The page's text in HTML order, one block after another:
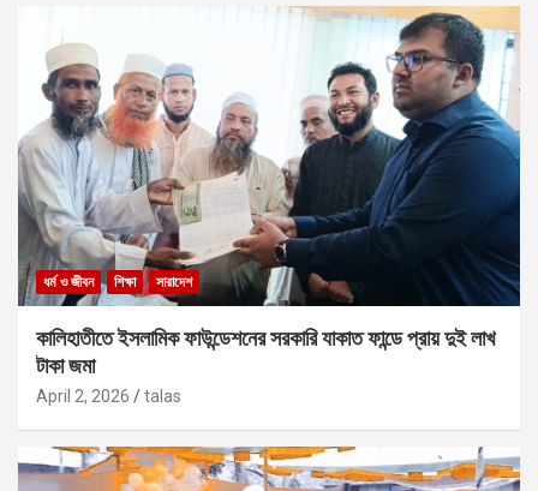
ধর্ম ও জীবন শিক্ষা সারাদেশ
কালিহাতীতে ইসলামিক ফাউন্ডেশনের সরকারি যাকাত ফান্ডে প্রায় দুই লাখ
টাকা জমা
April 2, 2026 talas